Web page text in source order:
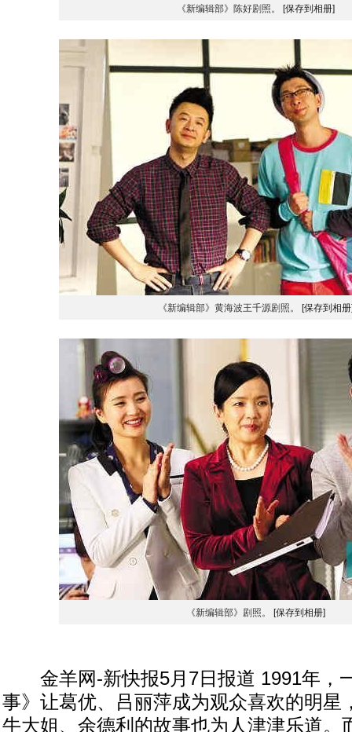
《新编辑部》陈好剧照。 [保存到相册]
《新编辑部》黄海波王千源剧照。 [保存到相
《新编辑部》剧照。 [保存到相册]
金羊网-新快报5月7日报道 1991年，
事》让葛优、吕丽萍成为观众喜欢的明星
牛大姐、余德利的故事也为人津津乐道。